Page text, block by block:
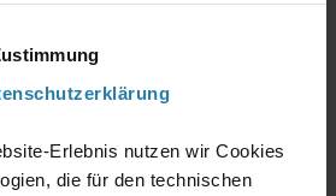
Erlebnis nutzen wir Cookies
die für den technischen
Stelle merken